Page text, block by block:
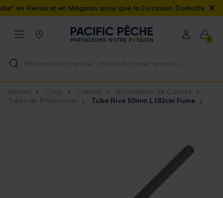
Magasin ainsi que la Livraison Domicile offerte dès 90€ ×
0
Accueil Coup Cannes
Accessoires de Cannes
Tubes de Protections
Tube Rive 50mm L182cm Fume